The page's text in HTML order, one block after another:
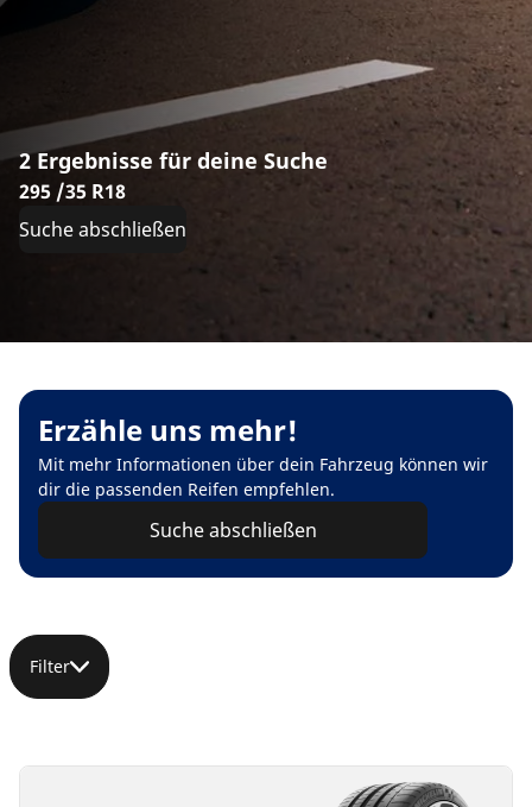
2 Ergebnisse für deine Suche
295 /35 R18
Suche abschließen
Erzähle uns mehr!
Mit mehr Informationen über dein Fahrzeug können wir
dir die passenden Reifen empfehlen.
Suche abschließen
Filter